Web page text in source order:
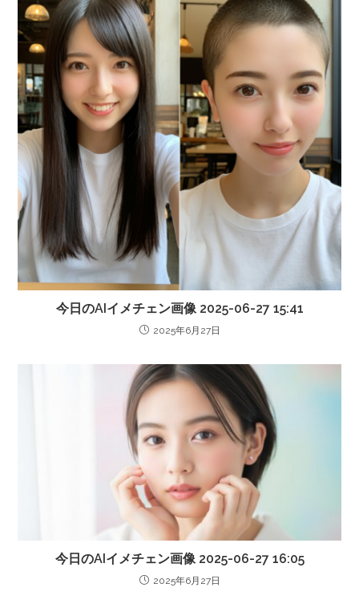
今日のAIイメチェン画像 2025-06-27 15:41
2025年6月27日
今日のAIイメチェン画像 2025-06-27 16:05
2025年6月27日